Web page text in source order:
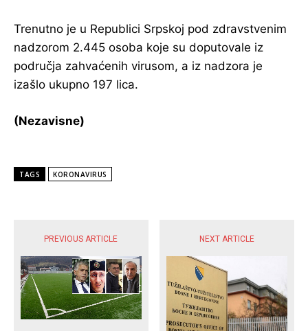
Trenutno je u Republici Srpskoj pod zdravstvenim
nadzorom 2.445 osoba koje su doputovale iz
područja zahvaćenih virusom, a iz nadzora je
izašlo ukupno 197 lica.
(Nezavisne)
TAGS KORONAVIRUS
PREVIOUS ARTICLE NEXT ARTICLE